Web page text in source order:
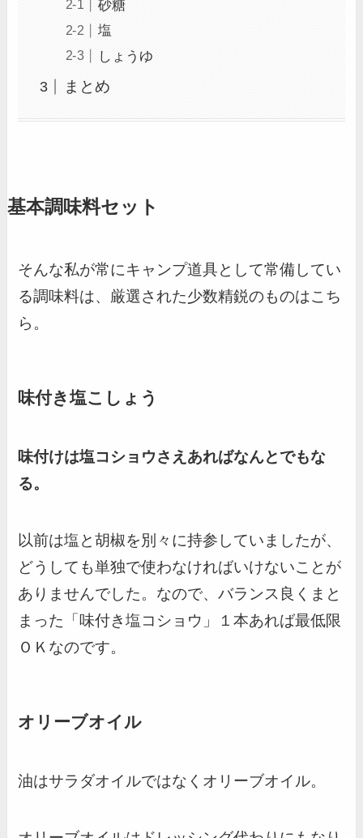
砂糖
塩
しょうゆ
まとめ
基本調味料セット
そんな私が常にキャンプ道具として常備してい
る調味料は、厳選された少数精鋭のものはこち
ら。
味付き塩こしょう
味付けは塩コショウさえあればなんとでもな
る。
以前は塩と胡椒を別々に持参していましたが、
どうしても単独で使わなければいけないことが
ありませんでした。なので、バランス良くまと
まった「味付き塩コショウ」１本あれば最低限
ＯＫなのです。
オリーブオイル
油はサラダオイルではなくオリーブオイル。